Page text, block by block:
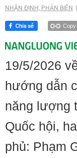
NHẬN ĐỊNH, PHẢN BIỆN
Copy
19/5/2026
hướng dẫn
năng lượng
Quốc hội,
phủ: Phạm